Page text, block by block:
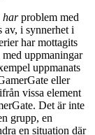
harproblem med
av, i synnerhet i
har mottagits
uppmaningar
uppmanats
eller
vissa element
Det är inte
grupp, en
en situation där